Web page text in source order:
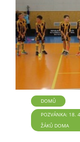
DOMŮ
POZVÁNKA: 18.
ŽÁKŮ DOMA